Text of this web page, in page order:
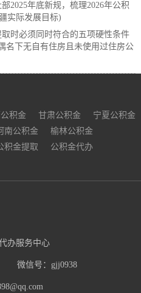
2025年底新规，梳理2026年公积
实际发展目标)
时必须同时符合的五项硬性条件
名下无自有住房且未使用过住房公
积金 甘肃公积金
宁夏公积金
南公积金
榆林公积金
积金提取
公积金代办
办服务中心
微信号：gjj0938